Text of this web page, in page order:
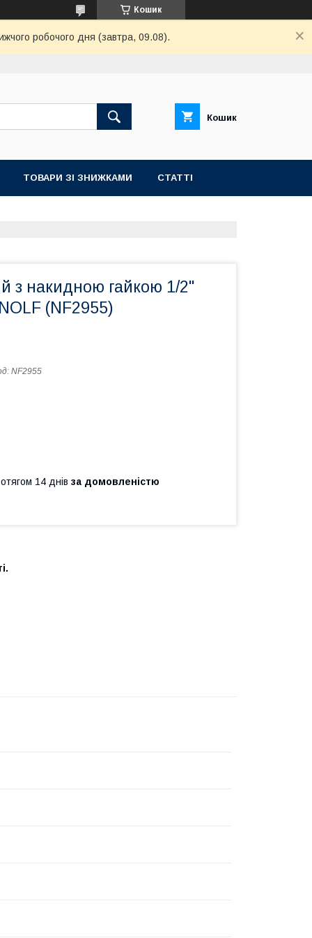
Кошик
робочого дня (завтра, 09.08).
Кошик
ТОВАРИ ЗІ ЗНИЖКАМИ СТАТТІ
з накидною гайкою 1/2"
(NF2955)
NF2955
14 днів за домовленістю